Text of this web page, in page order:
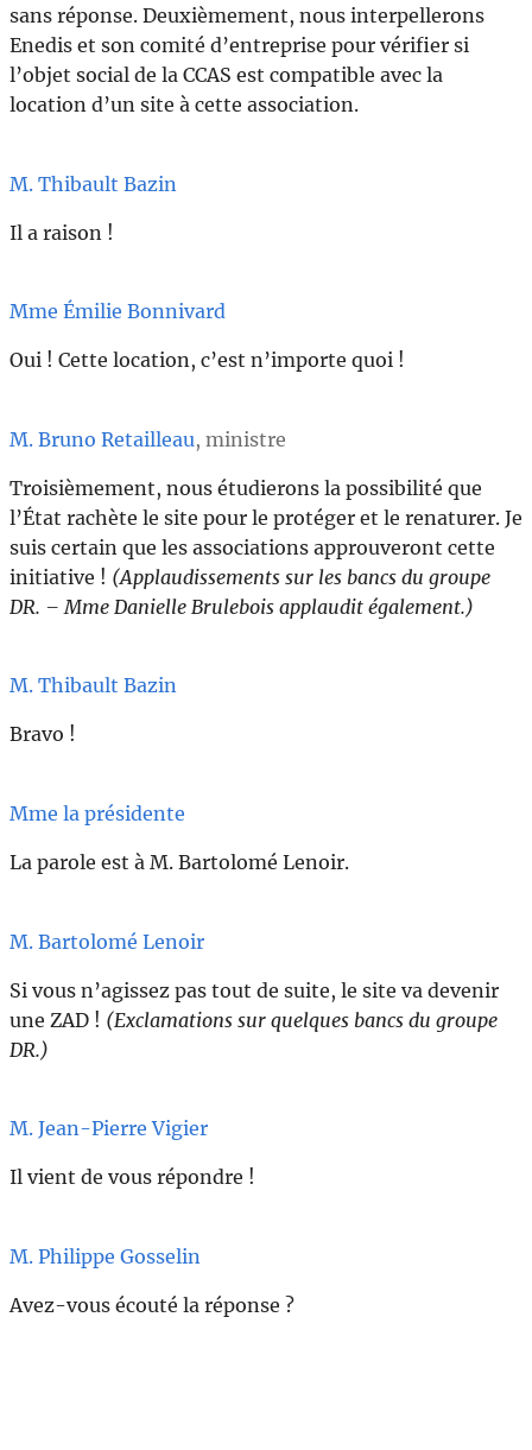
sans réponse. Deuxièmement, nous interpellerons
Enedis et son comité d’entreprise pour vérifier si
l’objet social de la CCAS est compatible avec la
location d’un site à cette association.
M. Thibault Bazin
Il a raison !
Mme Émilie Bonnivard
Oui ! Cette location, c’est n’importe quoi !
M. Bruno Retailleau, ministre
Troisièmement, nous étudierons la possibilité que
l’État rachète le site pour le protéger et le renaturer. Je
suis certain que les associations approuveront cette
initiative ! (Applaudissements sur les bancs du groupe
DR. – Mme Danielle Brulebois applaudit également.)
M. Thibault Bazin
Bravo !
Mme la présidente
La parole est à M. Bartolomé Lenoir.
M. Bartolomé Lenoir
Si vous n’agissez pas tout de suite, le site va devenir
une ZAD ! (Exclamations sur quelques bancs du groupe
DR.)
M. Jean-Pierre Vigier
Il vient de vous répondre !
M. Philippe Gosselin
Avez-vous écouté la réponse ?